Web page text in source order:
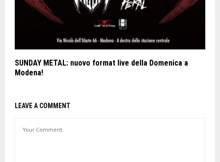
SUNDAY METAL: nuovo format live della Domenica a
Modena!
LEAVE A COMMENT